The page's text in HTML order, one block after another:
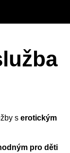
s erotickým
pro děti